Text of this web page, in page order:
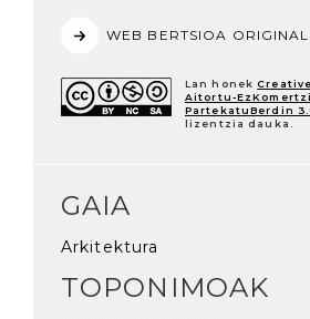
WEB BERTSIOA
Lan honek
Aitortu-
PartekatuBerdin
lizentzia dauka.
GAIA
Arkitektura
TOPONIMOAK